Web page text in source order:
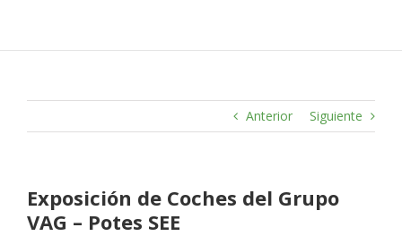
Anterior Siguiente
Exposición de Coches del Grupo
VAG – Potes SEE